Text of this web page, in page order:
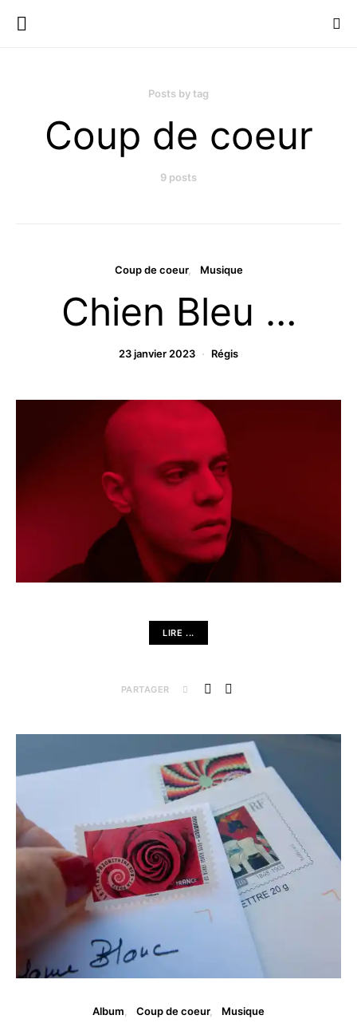
Posts by tag
Coup de coeur
9 posts
Coup de coeur Musique
Chien Bleu …
23 janvier 2023 Régis
LIRE ...
PARTAGER
Album Coup de coeur Musique